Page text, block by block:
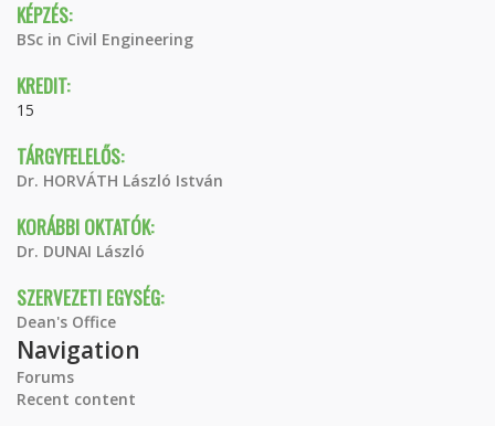
KÉPZÉS:
BSc in Civil Engineering
KREDIT:
15
TÁRGYFELELŐS:
Dr. HORVÁTH László István
KORÁBBI OKTATÓK:
Dr. DUNAI László
SZERVEZETI EGYSÉG:
Dean's Office
Navigation
Forums
Recent content